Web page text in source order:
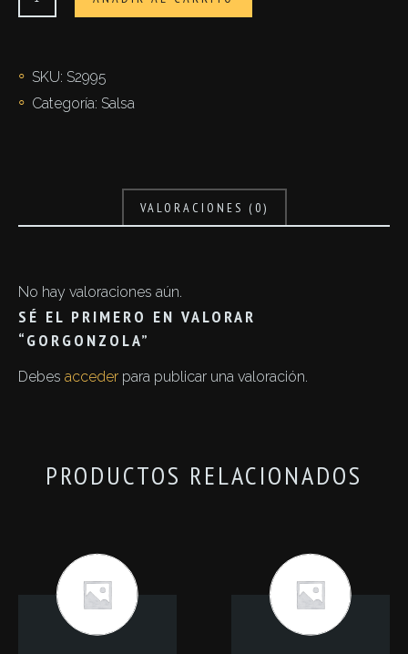
cantidad
SKU: S2995
Categoría: Salsa
VALORACIONES (0)
No hay valoraciones aún.
SÉ EL PRIMERO EN VALORAR
“GORGONZOLA”
Debes acceder para publicar una valoración.
PRODUCTOS RELACIONADOS